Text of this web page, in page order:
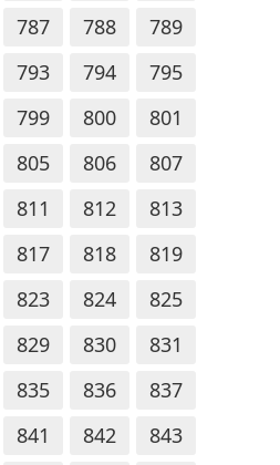
787 788
789
793 794
795
799 800
801
805 806
807
811 812
813
817 818
819
823 824
825
829 830
831
835 836
837
841 842
843